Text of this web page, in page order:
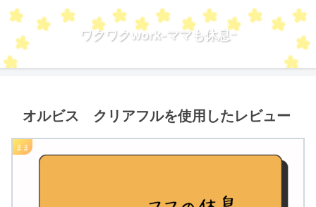
ワクワクwork-ママも休息ｰ
オルビス クリアフルを使用したレビュー
まま